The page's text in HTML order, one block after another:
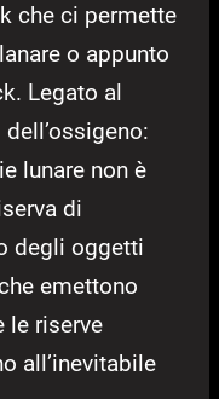
che ci permette
o appunto
Legato al
lunare non è
di
degli oggetti
emettono
le riserve
all’inevitabile